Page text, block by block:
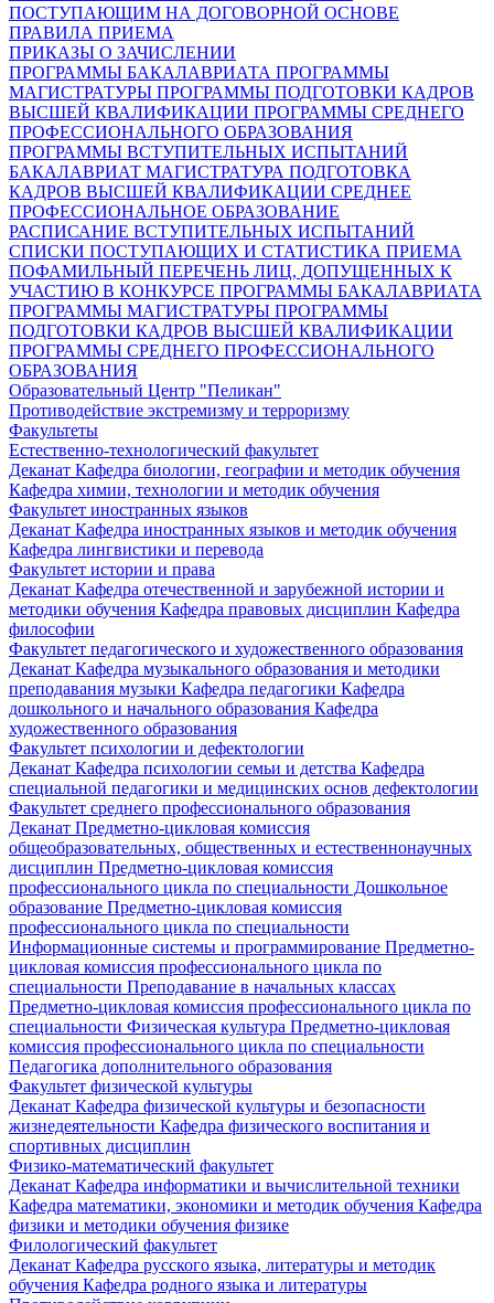
ПОСТУПАЮЩИМ НА ДОГОВОРНОЙ ОСНОВЕ
ПРАВИЛА ПРИЕМА
ПРИКАЗЫ О ЗАЧИСЛЕНИИ
ПРОГРАММЫ БАКАЛАВРИАТА ПРОГРАММЫ
МАГИСТРАТУРЫ ПРОГРАММЫ ПОДГОТОВКИ КАДРОВ
ВЫСШЕЙ КВАЛИФИКАЦИИ ПРОГРАММЫ СРЕДНЕГО
ПРОФЕССИОНАЛЬНОГО ОБРАЗОВАНИЯ
ПРОГРАММЫ ВСТУПИТЕЛЬНЫХ ИСПЫТАНИЙ
БАКАЛАВРИАТ МАГИСТРАТУРА ПОДГОТОВКА
КАДРОВ ВЫСШЕЙ КВАЛИФИКАЦИИ СРЕДНЕЕ
ПРОФЕССИОНАЛЬНОЕ ОБРАЗОВАНИЕ
РАСПИСАНИЕ ВСТУПИТЕЛЬНЫХ ИСПЫТАНИЙ
СПИСКИ ПОСТУПАЮЩИХ И СТАТИСТИКА ПРИЕМА
ПОФАМИЛЬНЫЙ ПЕРЕЧЕНЬ ЛИЦ, ДОПУЩЕННЫХ К
УЧАСТИЮ В КОНКУРСЕ ПРОГРАММЫ БАКАЛАВРИАТА
ПРОГРАММЫ МАГИСТРАТУРЫ ПРОГРАММЫ
ПОДГОТОВКИ КАДРОВ ВЫСШЕЙ КВАЛИФИКАЦИИ
ПРОГРАММЫ СРЕДНЕГО ПРОФЕССИОНАЛЬНОГО
ОБРАЗОВАНИЯ
Образовательный Центр "Пеликан"
Противодействие экстремизму и терроризму
Факультеты
Естественно-технологический факультет
Деканат Кафедра биологии, географии и методик обучения
Кафедра химии, технологии и методик обучения
Факультет иностранных языков
Деканат Кафедра иностранных языков и методик обучения
Кафедра лингвистики и перевода
Факультет истории и права
Деканат Кафедра отечественной и зарубежной истории и
методики обучения Кафедра правовых дисциплин Кафедра
философии
Факультет педагогического и художественного образования
Деканат Кафедра музыкального образования и методики
преподавания музыки Кафедра педагогики Кафедра
дошкольного и начального образования Кафедра
художественного образования
Факультет психологии и дефектологии
Деканат Кафедра психологии семьи и детства Кафедра
специальной педагогики и медицинских основ дефектологии
Факультет среднего профессионального образования
Деканат Предметно-цикловая комиссия
общеобразовательных, общественных и естественнонаучных
дисциплин Предметно-цикловая комиссия
профессионального цикла по специальности Дошкольное
образование Предметно-цикловая комиссия
профессионального цикла по специальности
Информационные системы и программирование Предметно-
цикловая комиссия профессионального цикла по
специальности Преподавание в начальных классах
Предметно-цикловая комиссия профессионального цикла по
специальности Физическая культура Предметно-цикловая
комиссия профессионального цикла по специальности
Педагогика дополнительного образования
Факультет физической культуры
Деканат Кафедра физической культуры и безопасности
жизнедеятельности Кафедра физического воспитания и
спортивных дисциплин
Физико-математический факультет
Деканат Кафедра информатики и вычислительной техники
Кафедра математики, экономики и методик обучения Кафедра
физики и методики обучения физике
Филологический факультет
Деканат Кафедра русского языка, литературы и методик
обучения Кафедра родного языка и литературы